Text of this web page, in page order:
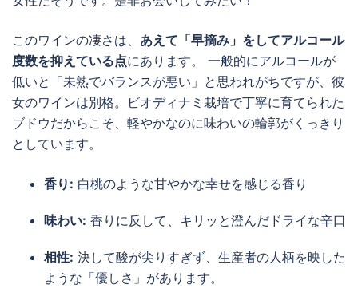
このワインの凄さは、 あえて「早摘み」をしてアルコール
度数を抑えている点にあります。 一般的にアルコールが
低いと「未熟でバランスが悪い」と思われがちですが、彼
女のワインは別格。ビオディナミ栽培で丁寧に育てられた
ブドウだからこそ、軽やかなのに味わいの輪郭がくっきり
としています。
香り: 白桃のような甘やかな幸せを感じる香り
味わい: 香りに反して、キリッと澄んだドライな辛口
相性: 決して酸が尖りすぎず、生産者の人柄を映した
ような「優しさ」があります。